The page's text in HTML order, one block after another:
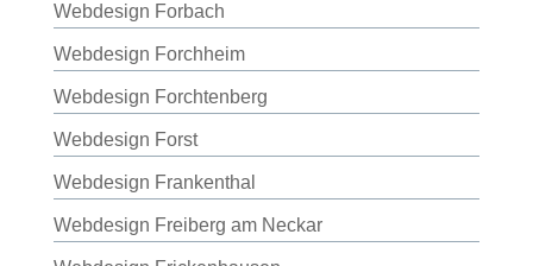
Webdesign Forbach
Webdesign Forchheim
Webdesign Forchtenberg
Webdesign Forst
Webdesign Frankenthal
Webdesign Freiberg am Neckar